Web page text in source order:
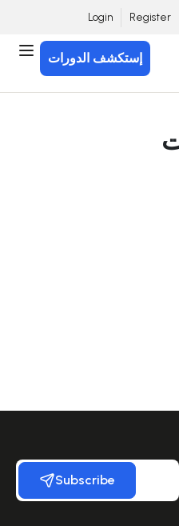
Register
Login
إستكشف الدورات
Subscribe